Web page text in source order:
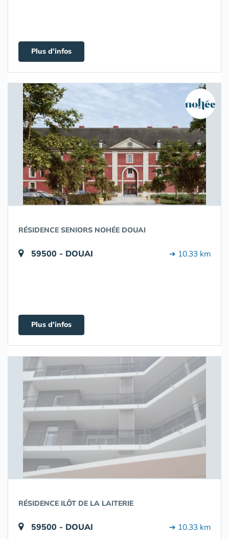
Plus d'infos
RÉSIDENCE SENIORS NOHÉE DOUAI
59500 - DOUAI ➔ 10.33 km
Plus d'infos
RÉSIDENCE ILÔT DE LA LAITERIE
59500 - DOUAI ➔ 10.33 km